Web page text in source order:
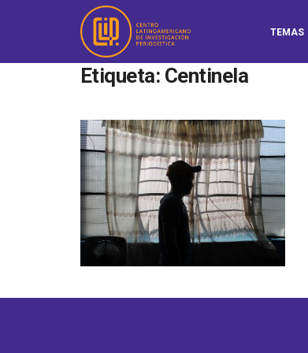
TEMAS
Etiqueta: Centinela